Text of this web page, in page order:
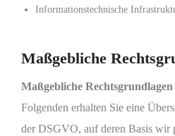
Informationstechnische
Maßgebliche
Maßgebliche
Folgenden erhalten Sie eine
der DSGVO, auf deren Basis wir